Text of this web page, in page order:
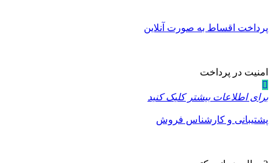
پرداخت اقساط به صورت آنلاین
امنیت در پرداخت
برای اطلاعات بیشتر کلیک کنید
پشتیبانی و کارشناس فروش